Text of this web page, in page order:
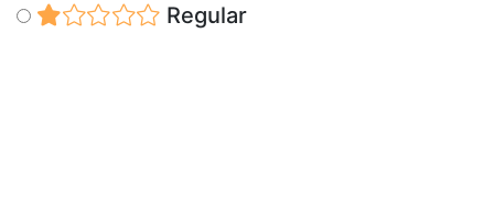
Regular